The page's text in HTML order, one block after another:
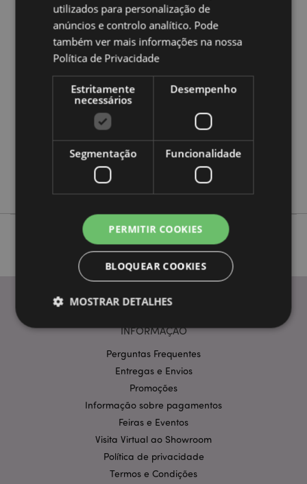
a nossaGuia de informação para o cliente.
Caracteristicas do Produto
5055071790256
24
0.337000
Sim
INFORMAÇÃO
Perguntas Frequentes
Entregas e Envios
Promoções
Informação sobre pagamentos
Feiras e Eventos
Visita Virtual ao Showroom
Política de privacidade
Termos e Condições
utilizados para personalização de
anúncios e controlo analítico. Pode
também ver mais informações na nossa
Política de Privacidade
Estritamente
necessários
Desempenho
Segmentação Funcionalidade
PERMITIR COOKIES
BLOQUEAR COOKIES
MOSTRAR DETALHES
Estritamente necessários
Desempenho
Segmentação
Funcionalidade
Os cookies estritamente necessários permitem
funcionalidades centrais do website, tais como login
de utilizador e gestão de conta. O sítio web não
estritamente necessários.